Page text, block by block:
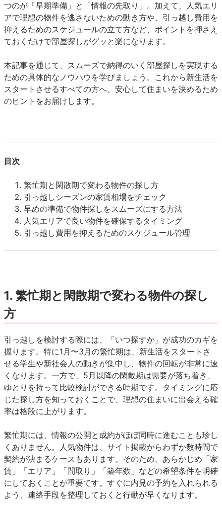
つのが「早期準備」と「情報の先取り」。加えて、人気エリ
アで理想の物件を逃さないための動き方や、引っ越し費用を
抑えるためのスケジュールの立て方など、ポイントを押さえ
ておくだけで部屋探しがグッと楽になります。
本記事を通じて、スムーズで納得のいく部屋探しを実現する
ための具体的なノウハウを学びましょう。これから新生活を
スタートさせるすべての方へ、安心して住まいを決めるため
のヒントをお届けします。
目次
繁忙期と閑散期で変わる物件の探し方
引っ越しシーズンの家賃相場をチェック
早めの準備で物件探しをスムーズにする方法
人気エリアで良い物件を確保するタイミング
引っ越し費用を抑えるためのスケジュール管理
1. 繁忙期と閑散期で変わる物件の探し
方
引っ越しを検討する際には、「いつ探すか」が成功のカギを
握ります。特に1月〜3月の繁忙期は、新生活をスタートさ
せる学生や新社会人の動きが集中し、物件の回転が非常に速
くなります。一方で、5月以降の閑散期は需要が落ち着き、
ゆとりを持って比較検討ができる時期です。タイミングに応
じた探し方を知っておくことで、理想の住まいに出会える確
率は格段に上がります。
繁忙期には、情報の公開と成約がほぼ同時に進むことも珍し
くありません。人気物件は、サイト掲載からわずか数時間で
契約が決まるケースもあります。そのため、あらかじめ「家
賃」「エリア」「間取り」「築年数」などの希望条件を明確
にしておくことが重要です。すぐに内見の予約を入れられる
よう、連絡手段を整理しておくと行動が早くなります。